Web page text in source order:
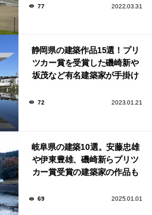
77 2022.03.31
静岡県の建築作品15選！プリ
ツカー賞を受賞した磯崎新や
坂茂など有名建築家が手掛け
72 2023.01.21
岐阜県の建築10選。安藤忠雄
や伊東豊雄、磯崎新らプリツ
カー賞受賞の建築家の作品も
69 2025.01.01